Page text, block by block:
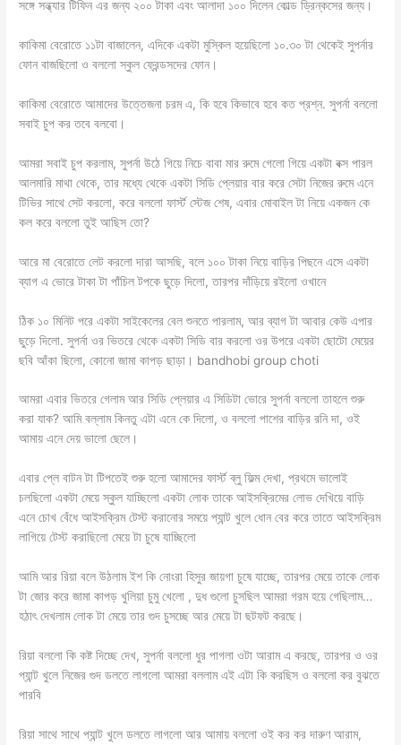
সঙ্গে সন্ধ্যার টিফিন এর জন্য ২০০ টাকা এবং আলাদা ১০০ দিলেন কোল্ড ড্রিন্কসের জন্য।
কাকিমা বেরোতে ১১টা বাজালেন, এদিকে একটা মুস্কিল হয়েছিলো ১০.৩০ টা থেকেই সুপর্নার
ফোন বাজছিলো ও বললো স্কুল ফ্রেন্ডসদের ফোন।
কাকিমা বেরোতে আমাদের উত্তেজনা চরম এ, কি হবে কিভাবে হবে কত প্রশ্ন. সুপর্না বললো
সবাই চুপ কর তবে বলবো।
আমরা সবাই চুপ করলাম, সুপর্না উঠে গিয়ে নিচে বাবা মার রুমে গেলো গিয়ে একটা বক্স পারল
আলমারি মাথা থেকে, তার মধ্যে থেকে একটা সিডি প্লেয়ার বার করে সেটা নিজের রুমে এনে
টিভির সাথে সেট করলো, করে বললো ফার্স্ট স্টেজ শেষ, এবার মোবাইল টা নিয়ে একজন কে
কল করে বললো তুই আছিস তো?
আরে মা বেরোতে লেট করলো দারা আসছি, বলে ১০০ টাকা নিয়ে বাড়ির পিছনে এসে একটা
ব্যাগ এ ভোরে টাকা টা পাঁচিল টপকে ছুড়ে দিলো, তারপর দাঁড়িয়ে রইলো ওখানে
ঠিক ১০ মিনিট পরে একটা সাইকেলের বেল শুনতে পারলাম, আর ব্যাগ টা আবার কেউ এপার
ছুড়ে দিলো. সুপর্না ওর ভিতরে থেকে একটা সিডি বার করলো ওর উপরে একটা ছোটো মেয়ের
ছবি আঁকা ছিলো, কোনো জামা কাপড় ছাড়া। bandhobi group choti
আমরা এবার ভিতরে গেলাম আর সিডি প্লেয়ার এ সিডিটা ভোরে সুপর্না বললো তাহলে শুরু
করা যাক? আমি বল্লাম কিনতু এটা এনে কে দিলো, ও বললো পাশের বাড়ির রনি দা, ওই
আমায় এনে দেয় ভালো ছেলে।
এবার প্লে বাটন টা টিপতেই শুরু হলো আমাদের ফার্স্ট ব্লু ফিল্ম দেখা, প্রথমে ভালোই
চলছিলো একটা মেয়ে স্কুল যাচ্ছিলো একটা লোক তাকে আইসক্রিমের লোভ দেখিয়ে বাড়ি
এনে চোখ বেঁধে আইসক্রিম টেস্ট করানোর সময়ে প্যান্ট খুলে ধোন বের করে তাতে আইসক্রিম
লাগিয়ে টেস্ট করাছিলো মেয়ে টা চুষে যাচ্ছিলো
আমি আর রিয়া বলে উঠলাম ইশ কি নোংরা হিসুর জায়গা চুষে যাচ্ছে, তারপর মেয়ে তাকে লোক
টা জোর করে জামা কাপড় খুলিয়া চুমু খেলো , দুধ গুলো চুসছিল আমরা গরম হয়ে গেছিলাম…
হঠাৎ দেখলাম লোক টা মেয়ে তার গুদ চুসচ্ছে আর মেয়ে টা ছটফট করছে।
রিয়া বললো কি কষ্ট দিচ্ছে দেখ, সুপর্না বললো ধুর পাগলা ওটা আরাম এ করছে, তারপর ও ওর
প্যান্ট খুলে নিজের গুদ ডলতে লাগলো আমরা বললাম এই এটা কি করছিস ও বললো কর বুঝতে
পারবি
রিয়া সাথে সাথে প্যান্ট খুলে ডলতে লাগলো আর আমায় বললো ওই কর কর দারুণ আরাম,